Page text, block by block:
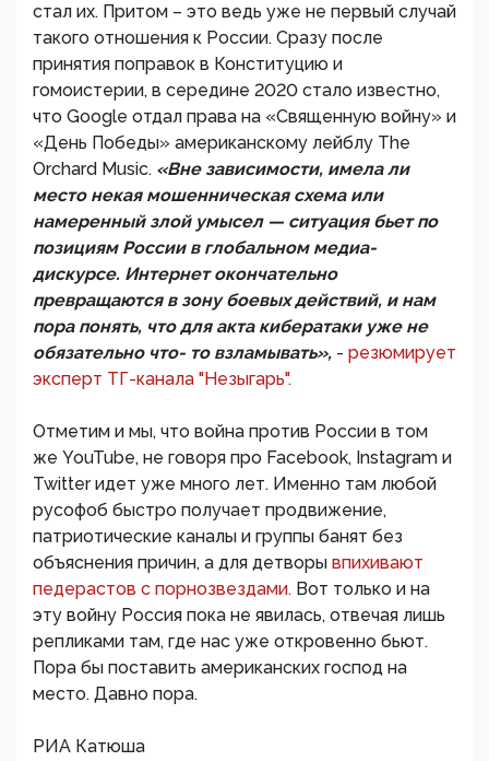
стал их. Притом – это ведь уже не первый случай
такого отношения к России. Сразу после
принятия поправок в Конституцию и
гомоистерии, в середине 2020 стало известно,
что Google отдал права на «Священную войну» и
«День Победы» американскому лейблу The
Orchard Music. «Вне зависимости, имела ли
место некая мошенническая схема или
намеренный злой умысел — ситуация бьет по
позициям России в глобальном медиа-
дискурсе. Интернет окончательно
превращаются в зону боевых действий, и нам
пора понять, что для акта кибератаки уже не
обязательно что- то взламывать», - резюмирует
эксперт ТГ-канала "Незыгарь".
Отметим и мы, что война против России в том
же YouTube, не говоря про Facebook, Instagram и
Twitter идет уже много лет. Именно там любой
русофоб быстро получает продвижение,
патриотические каналы и группы банят без
объяснения причин, а для детворы впихивают
педерастов с порнозвездами. Вот только и на
эту войну Россия пока не явилась, отвечая лишь
репликами там, где нас уже откровенно бьют.
Пора бы поставить американских господ на
место. Давно пора.
РИА Катюша